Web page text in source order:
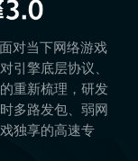
对当下网络游戏
引擎底层协议、
重新梳理，研发
多路发包、弱网
独享的高速专